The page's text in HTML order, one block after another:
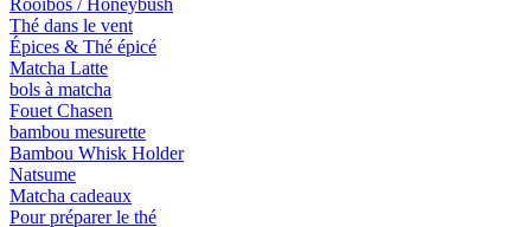
Rooibos / Honeybush
Thé dans le vent
Épices & Thé épicé
Matcha Latte
bols à matcha
Fouet Chasen
bambou mesurette
Bambou Whisk Holder
Natsume
Matcha cadeaux
Pour préparer le thé